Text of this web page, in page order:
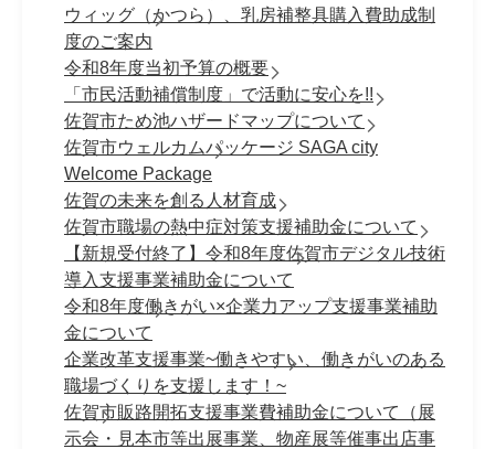
ウィッグ（かつら）、乳房補整具購入費助成制
度のご案内
令和8年度当初予算の概要
「市民活動補償制度」で活動に安心を!!
佐賀市ため池ハザードマップについて
佐賀市ウェルカムパッケージ SAGA city
Welcome Package
佐賀の未来を創る人材育成
佐賀市職場の熱中症対策支援補助金について
【新規受付終了】令和8年度佐賀市デジタル技術
導入支援事業補助金について
令和8年度働きがい×企業力アップ支援事業補助
金について
企業改革支援事業~働きやすい、働きがいのある
職場づくりを支援します！~
佐賀市販路開拓支援事業費補助金について（展
示会・見本市等出展事業、物産展等催事出店事